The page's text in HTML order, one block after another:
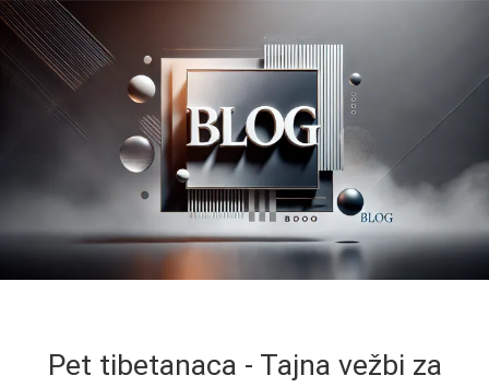
Pet tibetanaca - Tajna vežbi za